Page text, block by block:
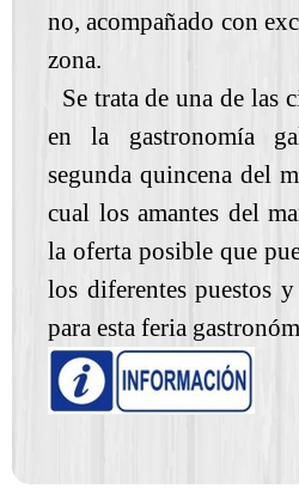
no, acompañado con
zona.
Se trata de una de las
en la gastronomía
segunda quincena del
cual los amantes del
la oferta posible que
los diferentes puestos
para esta feria